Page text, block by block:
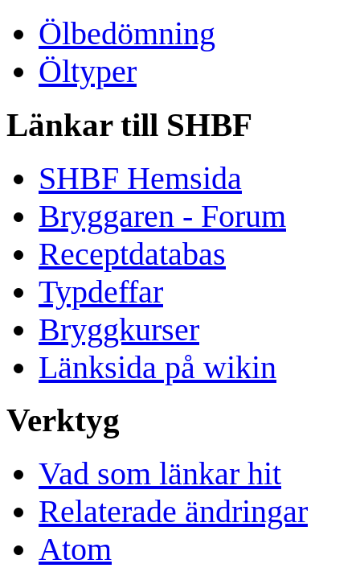
Ölbedömning
Öltyper
Länkar till SHBF
SHBF Hemsida
Bryggaren - Forum
Receptdatabas
Typdeffar
Bryggkurser
Länksida på wikin
Verktyg
Vad som länkar hit
Relaterade ändringar
Atom